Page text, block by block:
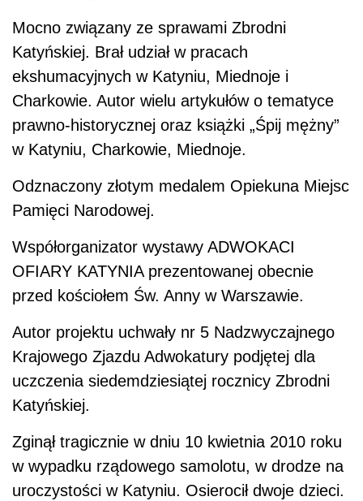
Mocno związany ze sprawami Zbrodni
Katyńskiej. Brał udział w pracach
ekshumacyjnych w Katyniu, Miednoje i
Charkowie. Autor wielu artykułów o tematyce
prawno-historycznej oraz książki „Śpij mężny”
w Katyniu, Charkowie, Miednoje.
Odznaczony złotym medalem Opiekuna Miejsc
Pamięci Narodowej.
Współorganizator wystawy ADWOKACI
OFIARY KATYNIA prezentowanej obecnie
przed kościołem Św. Anny w Warszawie.
Autor projektu uchwały nr 5 Nadzwyczajnego
Krajowego Zjazdu Adwokatury podjętej dla
uczczenia siedemdziesiątej rocznicy Zbrodni
Katyńskiej.
Zginął tragicznie w dniu 10 kwietnia 2010 roku
w wypadku rządowego samolotu, w drodze na
uroczystości w Katyniu. Osierocił dwoje dzieci.